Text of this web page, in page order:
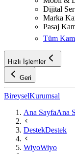
Dijital
Marka
Pasaj
Tüm
Hızlı İşlemler
Geri
BireyselKurumsal
Ana SayfaAna
DestekDestek
WiyoWiyo